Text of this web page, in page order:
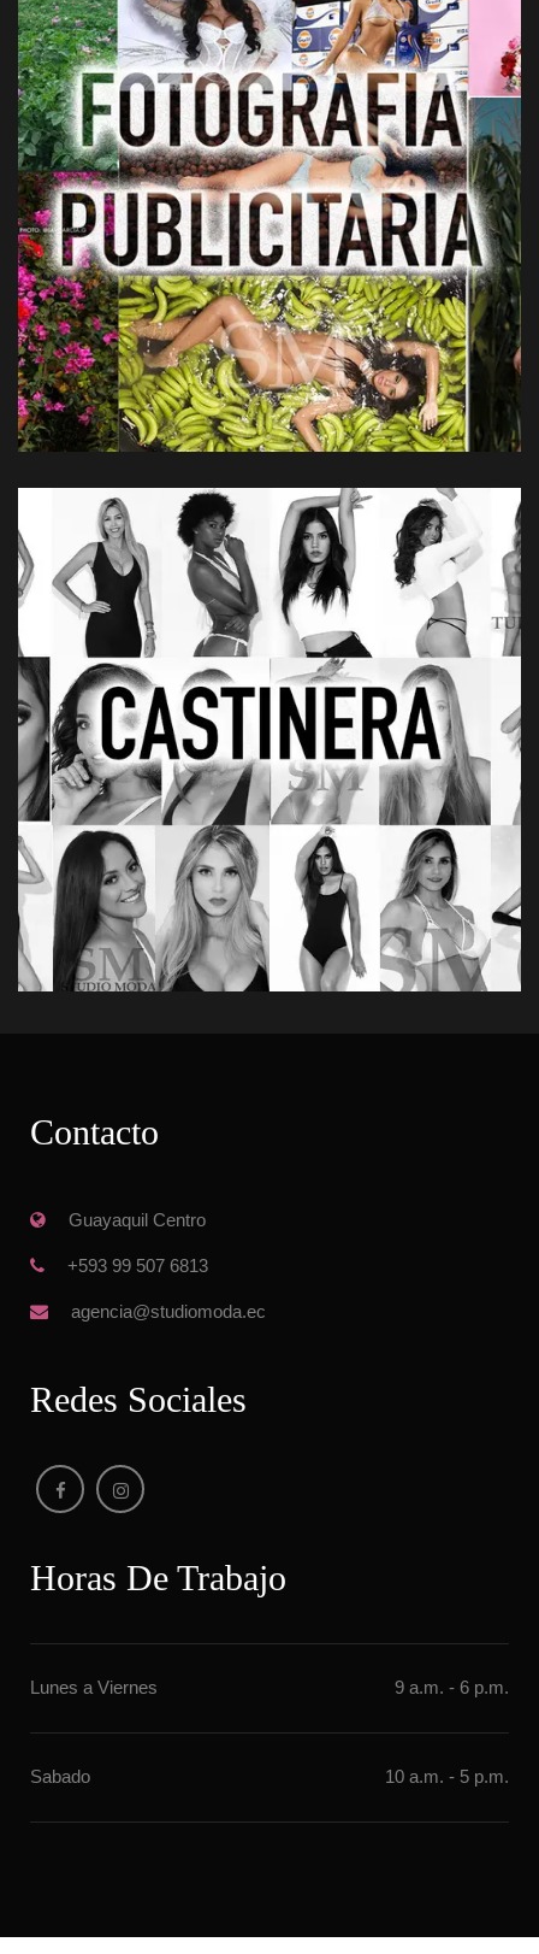
14/01/2021
Fotografia Publicitaria Guayaquil
20/01/2021
Castinera modelos guayaquil
Contacto
Guayaquil Centro
+593 99 507 6813
agencia@studiomoda.ec
Redes Sociale
Horas De Trabajo
Lunes a Vierne 9 a.m. - 6 p.m.
Sabado 10 a.m. - 5 p.m.